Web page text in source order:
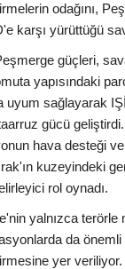
odağını,
karşı yürüttüğü
güçleri,
yapısındaki
uyum sağlayarak
gücü
hava desteği ve
kuzeyindeki
rol oynadı.
yalnızca terörle
da
yer veriliyor.